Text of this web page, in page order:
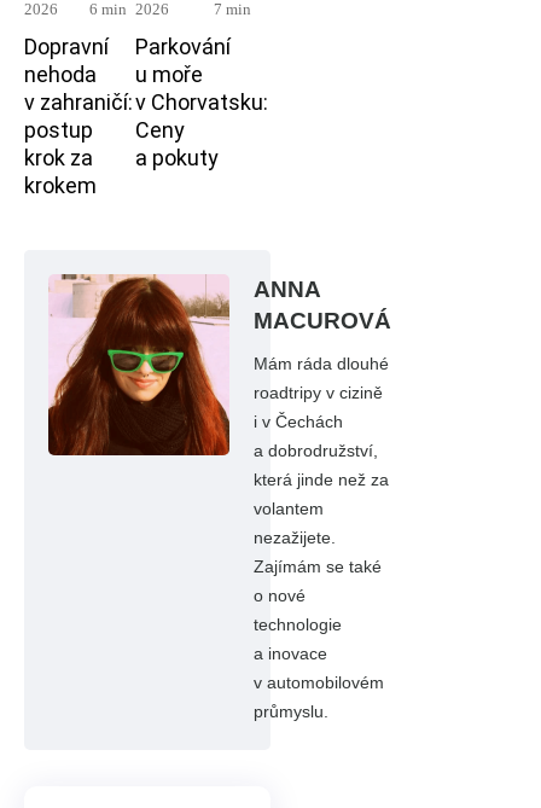
2026
6 min
Dopravní
nehoda
v zahraničí:
postup
krok za
krokem
2026
7 min
Parkování
u moře
v Chorvatsku:
Ceny
a pokuty
ANNA
MACUROVÁ
Mám ráda dlouhé
roadtripy v cizině
i v Čechách
a dobrodružství,
která jinde než za
volantem
nezažijete.
Zajímám se také
o nové
technologie
a inovace
v automobilovém
průmyslu.